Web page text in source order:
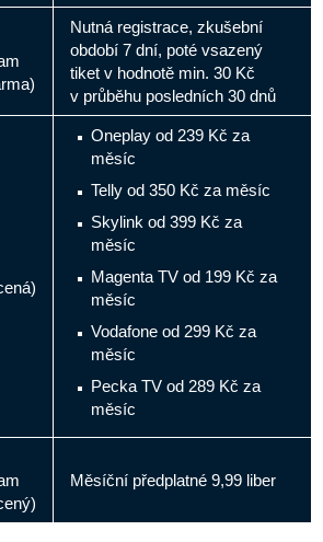
Nutná registrace, zkušební
období 7 dní, poté vsazený
tiket v hodnotě min. 30 Kč
v průběhu posledních 30 dnů
Oneplay od 239 Kč za
měsíc
Telly od 350 Kč za měsíc
Skylink od 399 Kč za
měsíc
Magenta TV od 199 Kč za
měsíc
Vodafone od 299 Kč za
měsíc
Pecka TV od 289 Kč za
měsíc
Měsíční předplatné 9,99 liber